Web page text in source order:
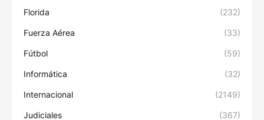
Florida (232)
Fuerza Aérea (33)
Fútbol (59)
Informática (32)
Internacional (2149)
Judiciales (367)